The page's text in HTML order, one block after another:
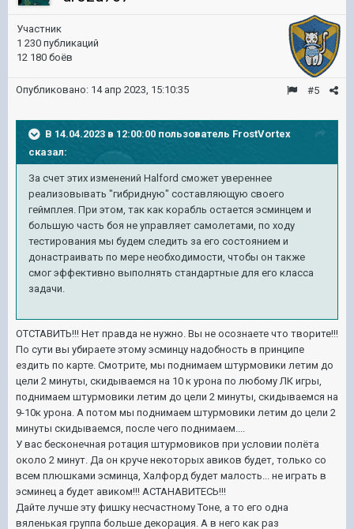
Участник
1 230 публикаций
12 180 боёв
#5
Опубликовано: 14 апр 2023, 15:10:35
В 14.04.2023 в 12:00:00 пользователь FrostVortex
сказал:
За счет этих изменений Halford сможет увереннее
реализовывать "гибридную" составляющую своего
геймплея. При этом, так как корабль остается эсминцем и
большую часть боя не управляет самолетами, по ходу
тестирования мы будем следить за его состоянием и
донастраивать по мере необходимости, чтобы он также
смог эффективно выполнять стандартные для его класса
задачи.
ОТСТАВИТЬ!!! Нет правда не нужно. Вы не осознаете что творите!!!
По сути вы убираете этому эсминцу надобность в принципе
ездить по карте. Смотрите, мы поднимаем штурмовики летим до
цели 2 минуты, скидываемся на 10 к урона по любому ЛК игры,
поднимаем штурмовики летим до цели 2 минуты, скидываемся на
9-10к урона. А потом мы поднимаем штурмовики летим до цели 2
минуты скидываемся, после чего поднимаем....
У вас бесконечная ротация штурмовиков при условии полёта
около 2 минут. Да он круче некоторых авиков будет, только со
всем плюшками эсминца, Халфорд будет малость... не играть в
эсминец а будет авиком!!! АСТАНАВИТЕСЬ!!!
Дайте лучше эту фишку несчастному Тоне, а то его одна
вяленькая группа больше декорация. А в него как раз